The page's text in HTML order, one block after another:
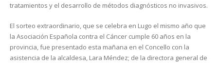
tratamientos y el desarrollo de métodos diagnósticos no invasivos.
El sorteo extraordinario, que se celebra en Lugo el mismo año que
la Asociación Española contra el Cáncer cumple 60 años en la
provincia, fue presentado esta mañana en el Concello con la
asistencia de la alcaldesa, Lara Méndez; de la directora general de